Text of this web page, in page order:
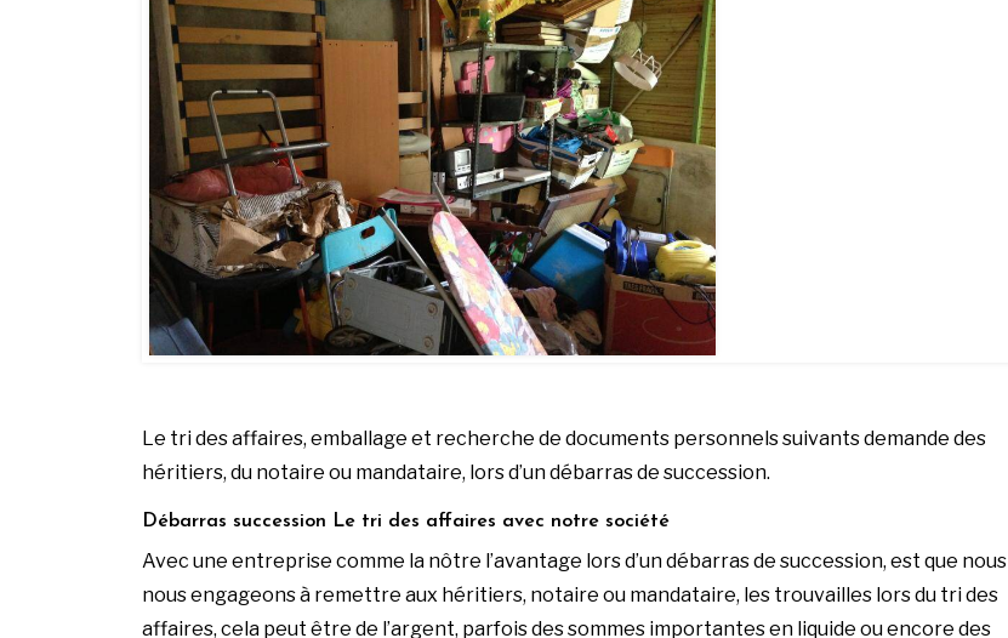
Le tri des affaires, emballage et recherche de documents personnels suivants demande des
héritiers, du notaire ou mandataire, lors d’un débarras de succession.
Débarras succession Le tri des affaires avec notre société
Avec une entreprise comme la nôtre l’avantage lors d’un débarras de succession, est que nous
nous engageons à remettre aux héritiers, notaire ou mandataire, les trouvailles lors du tri des
affaires, cela peut être de l’argent, parfois des sommes importantes en liquide ou encore des